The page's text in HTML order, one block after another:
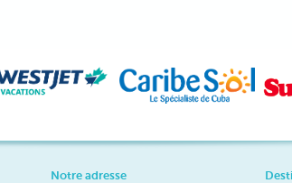
Notre adresse